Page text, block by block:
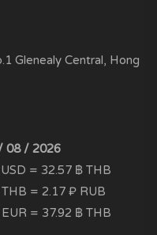
Glenealy Central, Hong
08 / 2026
= 32.57 ฿ THB
= 2.17 ₽ RUB
= 37.92 ฿ THB